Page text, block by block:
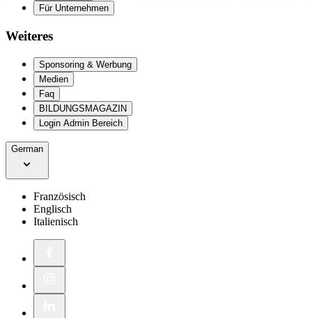
Für Unternehmen
Weiteres
Sponsoring & Werbung
Medien
Faq
BILDUNGSMAGAZIN
Login Admin Bereich
German
Französisch
Englisch
Italienisch